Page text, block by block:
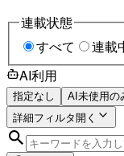
連載状態
すべて
連載
AI利用
指定なし AI未使用の
詳細フィルタ開く